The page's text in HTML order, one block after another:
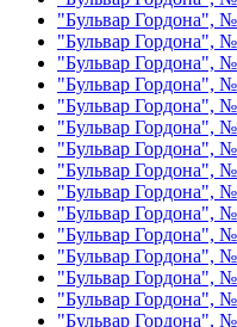
"Бульвар Гордона",
"Бульвар Гордона",
"Бульвар Гордона",
"Бульвар Гордона",
"Бульвар Гордона",
"Бульвар Гордона",
"Бульвар Гордона",
"Бульвар Гордона",
"Бульвар Гордона",
"Бульвар Гордона",
"Бульвар Гордона",
"Бульвар Гордона",
"Бульвар Гордона",
"Бульвар Гордона",
"Бульвар Гордона",